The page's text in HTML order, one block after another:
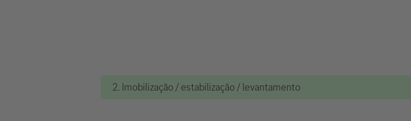
2. Imobilização / estabilização / levantamento